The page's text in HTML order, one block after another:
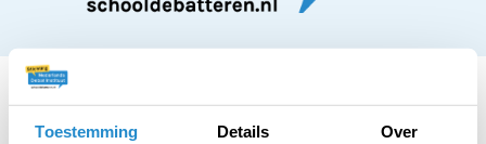
Toestemming Details Over